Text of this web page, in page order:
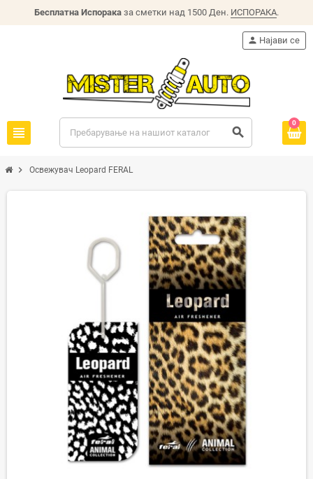
Бесплатна Испорака за сметки над 1500 Ден. ИСПОРАКА.
view_headline search
person Најави се
0
chevron_right Освежувач Leopard FERAL